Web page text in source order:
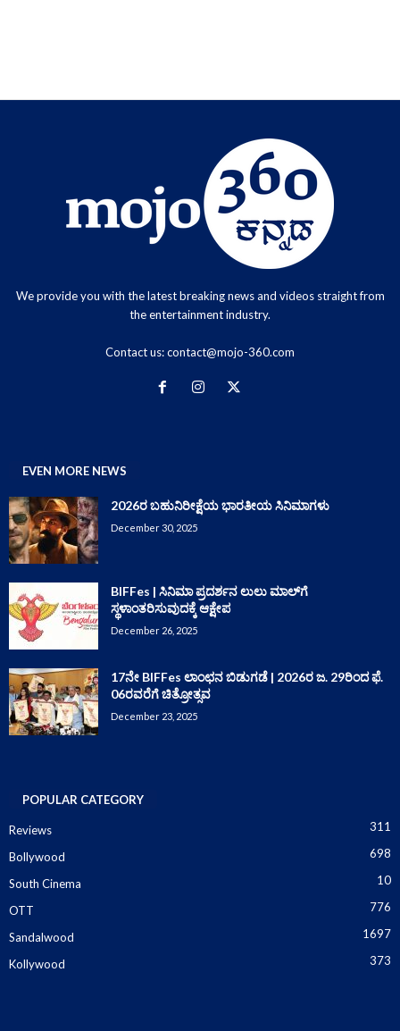
We provide you with the latest breaking news and videos straight from
the entertainment industry.
Contact us:contact@mojo-360.com
EVEN MORE NEWS
2026ರ ಬಹುನಿರೀಕ್ಷೆಯ ಭಾರತೀಯ ಸಿನಿಮಾಗಳು
December 30, 2025
BIFFes | ಸಿನಿಮಾ ಪ್ರದರ್ಶನ ಲುಲು ಮಾಲ್‌ಗೆ
ಸ್ಥಳಾಂತರಿಸುವುದಕ್ಕೆ ಆಕ್ಷೇಪ
December 26, 2025
17ನೇ BIFFes ಲಾಂಛನ ಬಿಡುಗಡೆ | 2026ರ ಜ. 29ರಿಂದ ಫೆ.
06ರವರೆಗೆ ಚಿತ್ರೋತ್ಸವ
December 23, 2025
POPULAR CATEGORY
Reviews 311
Bollywood 698
South Cinema 10
OTT 776
Sandalwood 1697
Kollywood 373